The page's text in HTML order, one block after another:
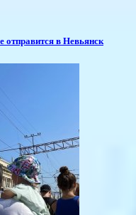
отправится в Невьянск